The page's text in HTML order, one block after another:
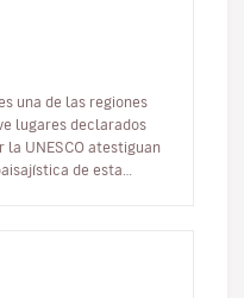
una de las regiones
lugares declarados
la UNESCO atestiguan
de esta